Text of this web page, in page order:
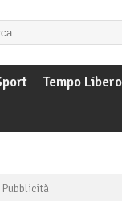
Tempo Libero